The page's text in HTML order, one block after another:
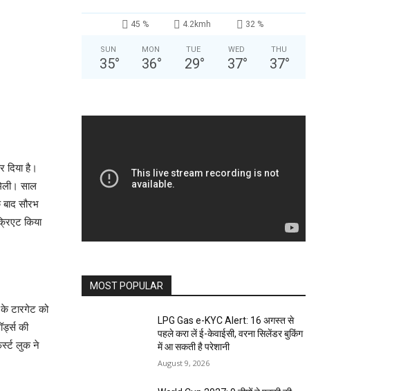
दिया है।
साल
सौरभ
किया
टारगेट को
की
लुक ने
45 % 4.2kmh 32 %
SUN
35°
MON
36°
TUE
29°
WED
37°
THU
37°
MOST POPULAR
LPG Gas e-KYC Alert: 16 अगस्त से
पहले करा लें ई-केवाईसी, वरना सिलेंडर बुकिंग
में आ सकती है परेशानी
August 9, 2026